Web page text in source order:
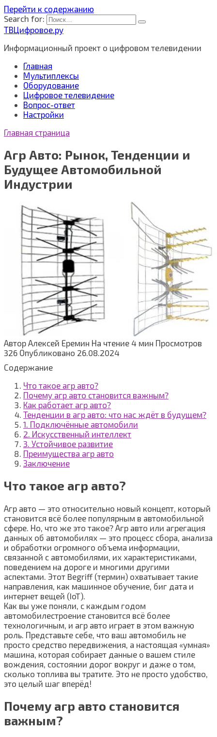
Перейти к содержанию
Search for:
ТВЦифровое.ру
Информационный проект о цифровом телевидении
Главная
Мультиплексы
Оборудование
Цифровое телевидение
Вопрос-ответ
Настройки
Главная страница
Агр Авто: Рынок, Тенденции и
Будущее Автомобильной
Индустрии
Автор Алексей Еремин На чтение 4 мин Просмотров
326 Опубликовано 26.08.2024
Содержание
Что такое агр авто?
Почему агр авто становится важным?
Как работает агр авто?
Тенденции в агр авто: что нас ждёт в будущем?
1. Подключённые автомобили
2. Искусственный интеллект
3. Устойчивое развитие
Преимущества агр авто
Заключение
Что такое агр авто?
Агр авто — это относительно новый концепт, который
становится всё более популярным в автомобильной
сфере. Но, что же это такое? Агр авто или агрегация
данных об автомобилях — это процесс сбора, анализа
и обработки огромного объема информации,
связанной с автомобилями, их характеристиками,
поведением на дороге и многими другими
аспектами. Этот Begriff (термин) охватывает такие
направления, как машинное обучение, биг дата и
интернет вещей (IoT).
Как вы уже поняли, с каждым годом
автомобилестроение становится всё более
технологичным, и агр авто играет в этом важную
роль. Представьте себе, что ваш автомобиль не
просто средство передвижения, а настоящая «умная»
машина, которая собирает данные о вашем стиле
вождения, состоянии дорог вокруг и даже о том,
сколько топлива вы тратите. Это не просто удобство,
это целый шаг вперёд!
Почему агр авто становится
важным?